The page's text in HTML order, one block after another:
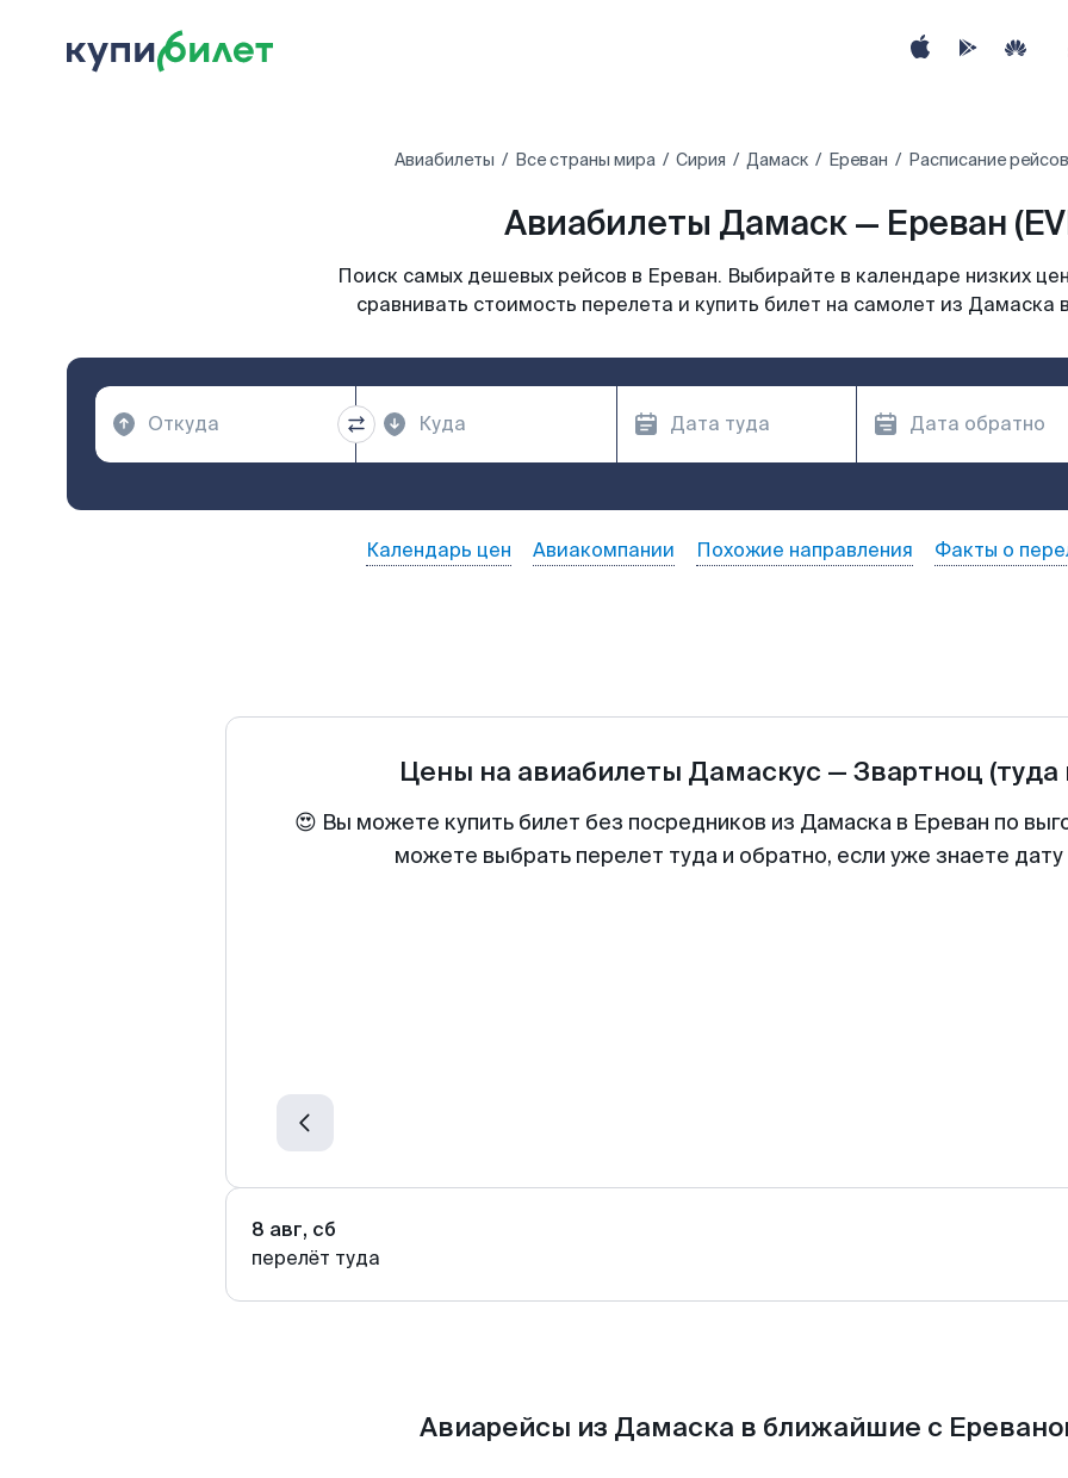
Авиабилеты Все страны мира Сирия Дамаск Ереван Расписание
Авиабилеты Дамаск — Ереван
Поиск самых дешевых рейсов в Ереван. Выбирайте в календаре низких
сравнивать стоимость перелета и купить билет на самолет из Дамаска
Календарь цен Авиакомпании Похожие направления Факты о
Цены на авиабилеты Дамаскус — Звартноц (туда
😍 Вы можете купить билет без посредников из Дамаска в Ереван по
можете выбрать перелет туда и обратно, если уже знаете
8 авг, сб
перелёт туда
Авиарейсы из Дамаска в ближайшие с